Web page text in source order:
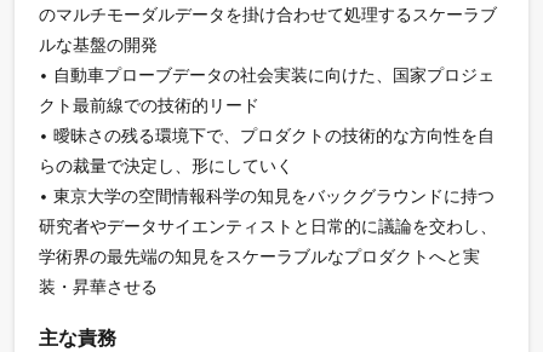
のマルチモーダルデータを掛け合わせて処理するスケーラブ
ルな基盤の開発
• 自動車プローブデータの社会実装に向けた、国家プロジェ
クト最前線での技術的リード
• 曖昧さの残る環境下で、プロダクトの技術的な方向性を自
らの裁量で決定し、形にしていく
• 東京大学の空間情報科学の知見をバックグラウンドに持つ
研究者やデータサイエンティストと日常的に議論を交わし、
学術界の最先端の知見をスケーラブルなプロダクトへと実
装・昇華させる
主な責務